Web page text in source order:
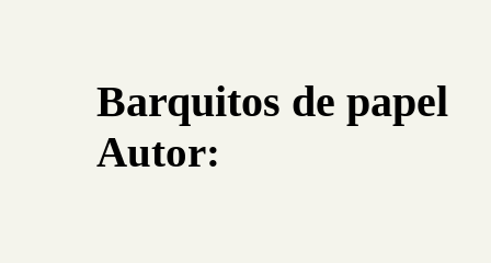
Barquitos de papel
Autor: